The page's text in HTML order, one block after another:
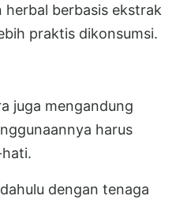
herbal berbasis ekstrak
praktis dikonsumsi.
juga mengandung
harus
dengan tenaga